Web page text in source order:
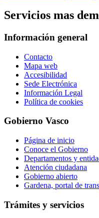
Servicios mas
Información general
Contacto
Mapa web
Accesibilidad
Sede Electrónica
Información Legal
Política de cookies
Gobierno Vasco
Página de inicio
Conoce el Gobierno
Departamentos y
Atención ciudadana
Gobierno abierto
Gardena, portal de
Trámites y servicios